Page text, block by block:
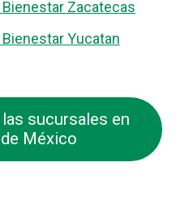
Zacatecas
Yucatan
sucursales en
México